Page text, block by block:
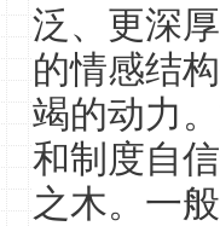
泛、更深
的情感结
竭的动力
和制度自
之木。一